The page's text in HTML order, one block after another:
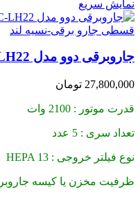
نمایش سریع
جاروبرقی دوو مدل DVC-LH22
27,800,000 تومان
قدرت موتور : 2100 وات
تعداد سری : 5 عدد
نوع فیلتر خروجی : HEPA 13
ظرفیت مخزن یا کیسه جاروبرقی :